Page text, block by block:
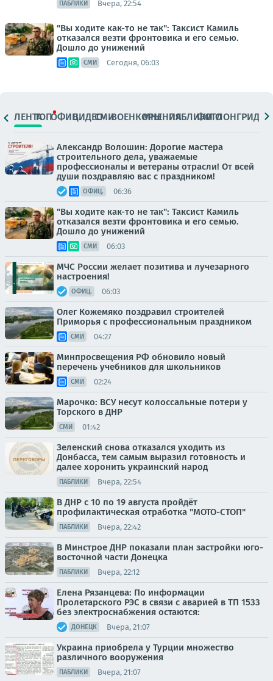
ПАБЛИКИ Вчера, 22:54
"Вы ходите как-то не так": Таксист Камиль
отказался везти фронтовика и его семью.
Дошло до унижений
СМИ Сегодня, 06:03
ЛЕНТАТОПОФИЦ.ВИДЕОСМИВОЕНКОРЫМНЕНИЯПАБЛИКИ
ФОТОЛОНГРИДЫ
Александр Волошин: Дорогие мастера
строительного дела, уважаемые
профессионалы и ветераны отрасли! От всей
души поздравляю вас с праздником!
ОФИЦ. 06:36
"Вы ходите как-то не так": Таксист Камиль
отказался везти фронтовика и его семью.
Дошло до унижений
СМИ 06:03
МЧС России желает позитива и лучезарного
настроения!
ОФИЦ. 06:03
Олег Кожемяко поздравил строителей
Приморья с профессиональным праздником
СМИ 04:27
Минпросвещения РФ обновило новый
перечень учебников для школьников
СМИ 02:24
Марочко: ВСУ несут колоссальные потери у
Торского в ДНР
СМИ 01:42
Зеленский снова отказался уходить из
Донбасса, тем самым выразил готовность и
далее хоронить украинский народ
ПАБЛИКИ Вчера, 22:54
В ДНР с 10 по 19 августа пройдёт
профилактическая отработка "МОТО-СТОП"
ПАБЛИКИ Вчера, 22:42
В Минстрое ДНР показали план застройки юго-
восточной части Донецка
ПАБЛИКИ Вчера, 22:12
Елена Рязанцева: По информации
Пролетарского РЭС в связи с аварией в ТП 1533
без электроснабжения остаются:
ДОНЕЦК Вчера, 21:07
Украина приобрела у Турции множество
различного вооружения
ПАБЛИКИ Вчера, 21:07